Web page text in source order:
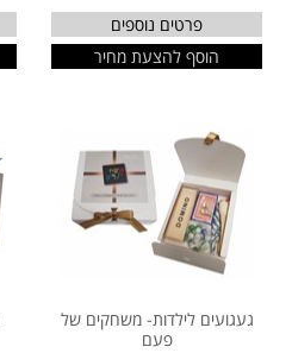
פרטים נוספים
הוסף להצעת מחיר
געגועים לילדות- משחקים של
פעם